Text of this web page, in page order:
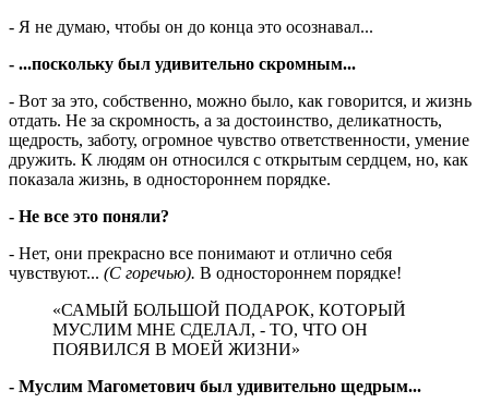
- Я не думаю, чтобы он до конца это осознавал...
- ...поскольку был удивительно скромным...
- Вот за это, собственно, можно было, как говорится, и жизнь
отдать. Не за скромность, а за достоинство, деликатность,
щедрость, заботу, огромное чувство ответственности, умение
дружить. К людям он относился с открытым сердцем, но, как
показала жизнь, в одностороннем порядке.
- Не все это поняли?
- Нет, они прекрасно все понимают и отлично себя
чувствуют... (С горечью). В одностороннем порядке!
«САМЫЙ БОЛЬШОЙ ПОДАРОК, КОТОРЫЙ
МУСЛИМ МНЕ СДЕЛАЛ, - ТО, ЧТО ОН
ПОЯВИЛСЯ В МОЕЙ ЖИЗНИ»
- Муслим Магометович был удивительно щедрым...